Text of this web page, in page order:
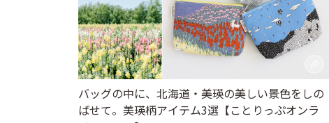
バッグの中に、北海道・美瑛の美しい景色をしの
ばせて。美瑛柄アイテム3選【ことりっぷオンラ